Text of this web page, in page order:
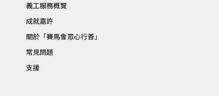
義工服務概覽
成就嘉許
關於「賽馬會眾心行善」
常見問題
支援